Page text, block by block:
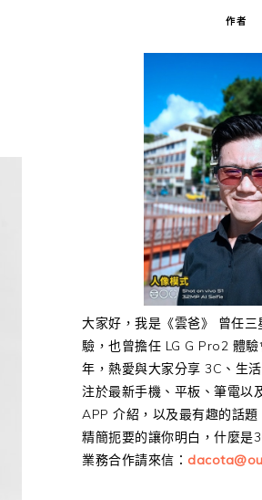
作者
大家好，我是《雲爸》 曾任
驗，也曾擔任 LG G Pro2 體
年，熱愛與大家分享 3C、生
注於最新手機、平板、筆電以
APP 介紹，以及最有趣的話題
精簡扼要的讓你明白，什麼是
業務合作請來信：